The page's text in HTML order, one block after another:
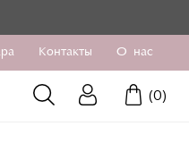
Контакты О нас
(0)